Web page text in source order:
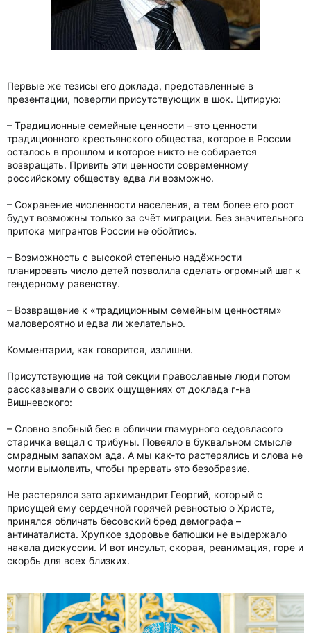
Первые же тезисы его доклада, представленные в
презентации, повергли присутствующих в шок. Цитирую:
– Традиционные семейные ценности – это ценности
традиционного крестьянского общества, которое в России
осталось в прошлом и которое никто не собирается
возвращать. Привить эти ценности современному
российскому обществу едва ли возможно.
– Сохранение численности населения, а тем более его рост
будут возможны только за счёт миграции. Без значительного
притока мигрантов России не обойтись.
– Возможность с высокой степенью надёжности
планировать число детей позволила сделать огромный шаг к
гендерному равенству.
– Возвращение к «традиционным семейным ценностям»
маловероятно и едва ли желательно.
Комментарии, как говорится, излишни.
Присутствующие на той секции православные люди потом
рассказывали о своих ощущениях от доклада г-на
Вишневского:
– Словно злобный бес в обличии гламурного седовласого
старичка вещал с трибуны. Повеяло в буквальном смысле
смрадным запахом ада. А мы как-то растерялись и слова не
могли вымолвить, чтобы прервать это безобразие.
Не растерялся зато архимандрит Георгий, который с
присущей ему сердечной горячей ревностью о Христе,
принялся обличать бесовский бред демографа –
антинаталиста. Хрупкое здоровье батюшки не выдержало
накала дискуссии. И вот инсульт, скорая, реанимация, горе и
скорбь для всех близких.